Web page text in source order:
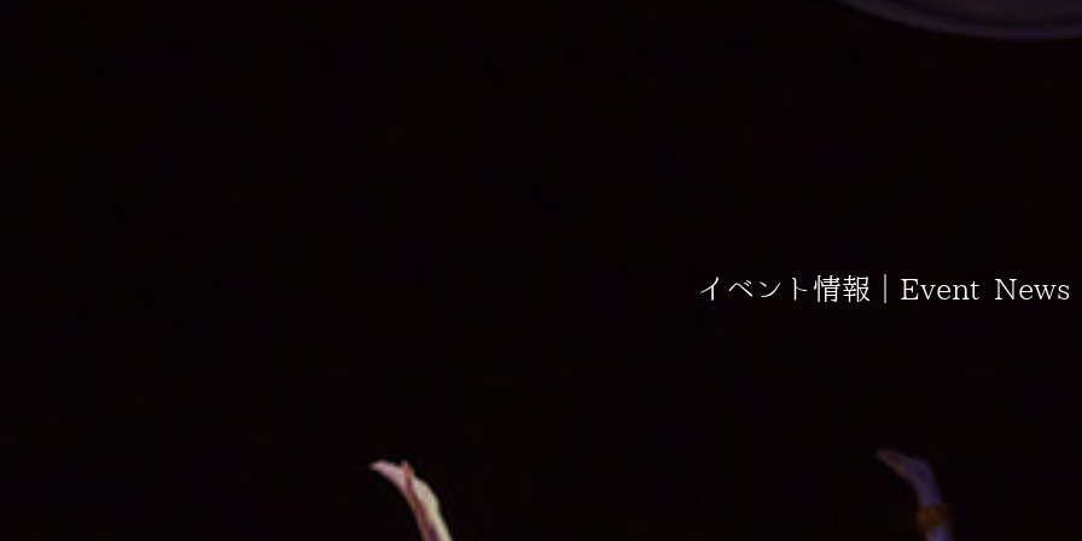
イベント情報｜Event News